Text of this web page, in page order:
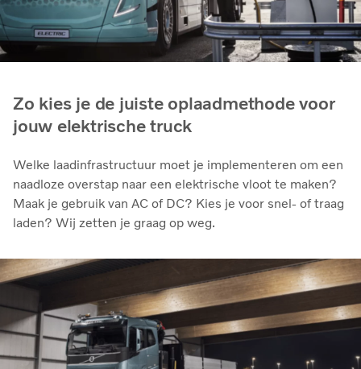
Zo kies je de juiste oplaadmethode voor
jouw elektrische truck
Welke laadinfrastructuur moet je implementeren om een
naadloze overstap naar een elektrische vloot te maken?
Maak je gebruik van AC of DC? Kies je voor snel- of traag
laden? Wij zetten je graag op weg.